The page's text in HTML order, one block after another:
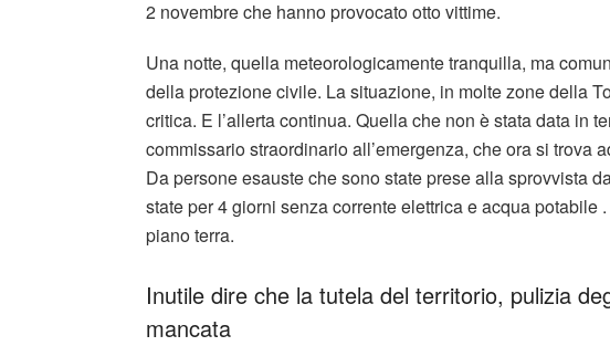
2 novembre che hanno provocato otto vittime.
Una notte, quella meteorologicamente tranquilla, ma
della protezione civile. La situazione, in molte zone della
critica. E l’allerta continua. Quella che non è stata data in
commissario straordinario all’emergenza, che ora si trova
Da persone esauste che sono state prese alla sprovvista
state per 4 giorni senza corrente elettrica e acqua potabile
piano terra.
Inutile dire che la tutela del territorio, pulizia
mancata